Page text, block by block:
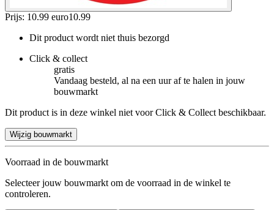
Prijs: 10.99 euro10.99
Dit product wordt niet thuis bezorgd
Click & collect
gratis
Vandaag besteld, al na een uur af te halen in jouw
bouwmarkt
Dit product is in deze winkel niet voor Click & Collect beschikbaar.
Wijzig bouwmarkt
Voorraad in de bouwmarkt
Selecteer jouw bouwmarkt om de voorraad in de winkel te
controleren.